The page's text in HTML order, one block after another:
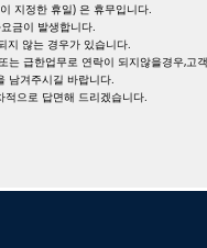
지정한 휴일) 은 휴무입니다.
금이 발생합니다.
지 않는 경우가 있습니다.
는 급한업무로 연락이 되지않을경우,고
남겨주시길 바랍니다.
적으로 답면해 드리겠습니다.